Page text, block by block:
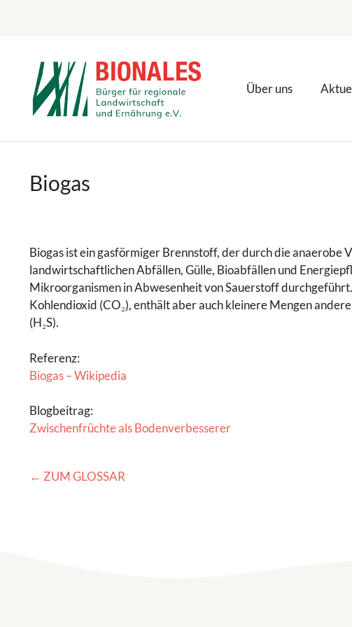
Über uns
Biogas
Biogas ist ein gasförmiger Brennstoff, der durch die anaerobe
landwirtschaftlichen Abfällen, Gülle, Bioabfällen und
Mikroorganismen in Abwesenheit von Sauerstoff
Kohlendioxid (CO₂), enthält aber auch kleinere Mengen
(H₂S).
Referenz:
Biogas – Wikipedia
Blogbeitrag:
Zwischenfrüchte als Bodenverbesserer
← ZUM GLOSSAR